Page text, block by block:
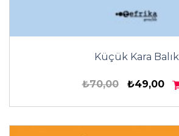
Küçük Kara Balık
₺70,00 ₺49,00